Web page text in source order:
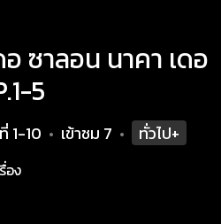
ซาลอน นาคา เดอ
5
1-10 • เข้าชม 7 • ทั่วไป+
อง